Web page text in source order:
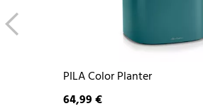
PILA Color Planter
64,99 €